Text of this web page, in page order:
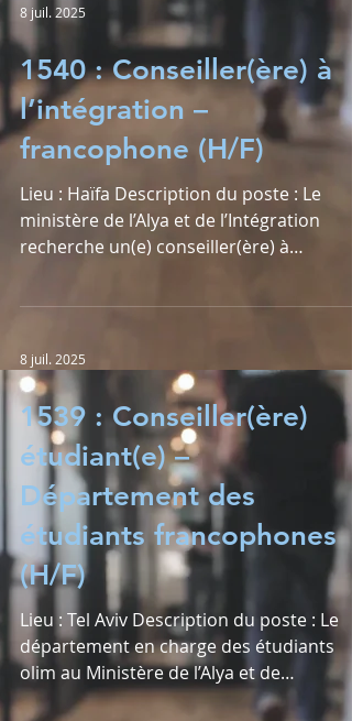
8 juil. 2025
1540 : Conseiller(ère) à
l’intégration –
francophone (H/F)
Lieu : Haïfa Description du poste : Le
ministère de l’Alya et de l’Intégration
recherche un(e) conseiller(ère) à
8 juil. 2025
1539 : Conseiller(ère)
étudiant(e) –
Département des
étudiants francophones
(H/F)
Lieu : Tel Aviv Description du poste : Le
département en charge des étudiants
olim au Ministère de l’Alya et de
l’Intégration cherche...